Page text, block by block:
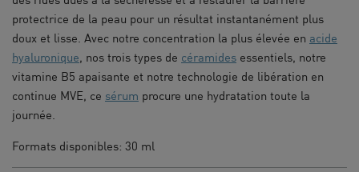
protectrice de la peau pour un résultat instantanément plus
doux et lisse. Avec notre concentration la plus élevée en acide
hyaluronique , nos trois types de céramides essentiels, notre
vitamine B5 apaisante et notre technologie de libération en
continue MVE, ce sérum procure une hydratation toute la
journée.
Formats disponibles: 30 ml